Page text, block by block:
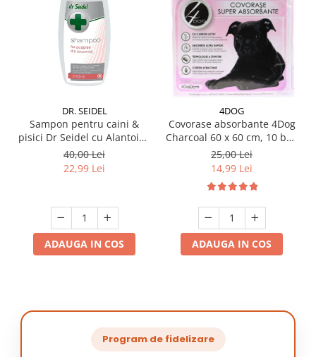
DR. SEIDEL
Sampon pentru caini &
pisici Dr Seidel cu Alantoina
220 ml
40,00 Lei
22,99 Lei
ADAUGA IN COS
4DOG
Covorase absorbante 4Dog
Charcoal 60 x 60 cm, 10 buc
/ pachet
25,00 Lei
14,99 Lei
ADAUGA IN COS
Program de fidelizare